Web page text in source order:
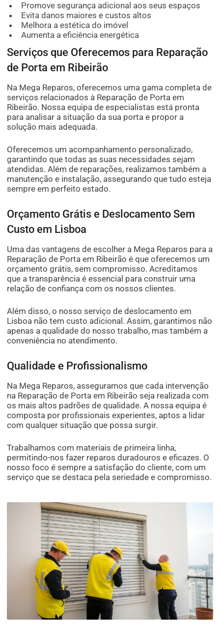
Promove segurança adicional aos seus espaços
Evita danos maiores e custos altos
Melhora a estética do imóvel
Aumenta a eficiência energética
Serviços que Oferecemos para Reparação
de Porta em Ribeirão
Na Mega Reparos, oferecemos uma gama completa de
serviços relacionados à Reparação de Porta em
Ribeirão. Nossa equipa de especialistas está pronta
para analisar a situação da sua porta e propor a
solução mais adequada.
Oferecemos um acompanhamento personalizado,
garantindo que todas as suas necessidades sejam
atendidas. Além de reparações, realizamos também a
manutenção e instalação, assegurando que tudo esteja
sempre em perfeito estado.
Orçamento Grátis e Deslocamento Sem
Custo em Lisboa
Uma das vantagens de escolher a Mega Reparos para a
Reparação de Porta em Ribeirão é que oferecemos um
orçamento grátis, sem compromisso. Acreditamos
que a transparência é essencial para construir uma
relação de confiança com os nossos clientes.
Além disso, o nosso serviço de deslocamento em
Lisboa não tem custo adicional. Assim, garantimos não
apenas a qualidade do nosso trabalho, mas também a
conveniência no atendimento.
Qualidade e Profissionalismo
Na Mega Reparos, asseguramos que cada intervenção
na Reparação de Porta em Ribeirão seja realizada com
os mais altos padrões de qualidade. A nossa equipa é
composta por profissionais experientes, aptos a lidar
com qualquer situação que possa surgir.
Trabalhamos com materiais de primeira linha,
permitindo-nos fazer reparos duradouros e eficazes. O
nosso foco é sempre a satisfação do cliente, com um
serviço que se destaca pela seriedade e compromisso.